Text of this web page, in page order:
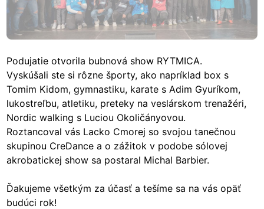
Podujatie otvorila bubnová show RYTMICA.
Vyskúšali ste si rôzne športy, ako napríklad box s
Tomim Kidom, gymnastiku, karate s Adim Gyuríkom,
lukostreľbu, atletiku, preteky na veslárskom trenažéri,
Nordic walking s Luciou Okoličányovou.
Roztancoval vás Lacko Cmorej so svojou tanečnou
skupinou CreDance a o zážitok v podobe sólovej
akrobatickej show sa postaral Michal Barbier.
Ďakujeme všetkým za účasť a tešíme sa na vás opäť
budúci rok!